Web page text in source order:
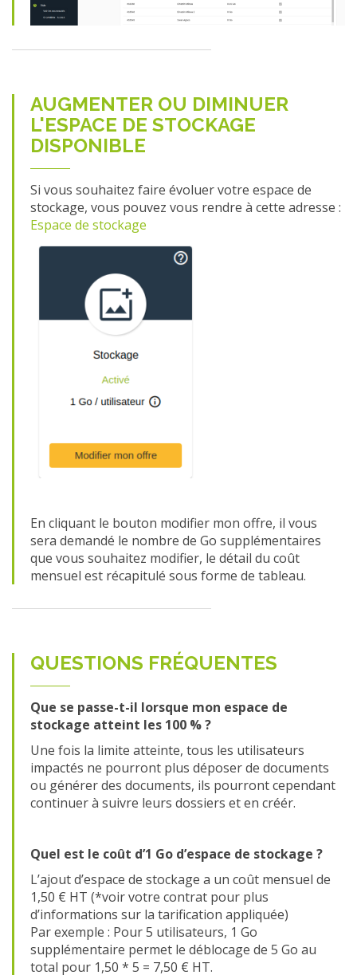
AUGMENTER OU DIMINUER
L'ESPACE DE STOCKAGE
DISPONIBLE
Si vous souhaitez faire évoluer votre espace de
stockage, vous pouvez vous rendre à cette adresse :
Espace de stockage
En cliquant le bouton modifier mon offre, il vous
sera demandé le nombre de Go supplémentaires
que vous souhaitez modifier, le détail du coût
mensuel est récapitulé sous forme de tableau.
QUESTIONS FRÉQUENTES
Que se passe-t-il lorsque mon espace de
stockage atteint les 100 % ?
Une fois la limite atteinte, tous les utilisateurs
impactés ne pourront plus déposer de documents
ou générer des documents, ils pourront cependant
continuer à suivre leurs dossiers et en créér.
Quel est le coût d’1 Go d’espace de stockage ?
L’ajout d’espace de stockage a un coût mensuel de
1,50 € HT (*voir votre contrat pour plus
d’informations sur la tarification appliquée)
Par exemple : Pour 5 utilisateurs, 1 Go
supplémentaire permet le déblocage de 5 Go au
total pour 1,50 * 5 = 7,50 € HT.